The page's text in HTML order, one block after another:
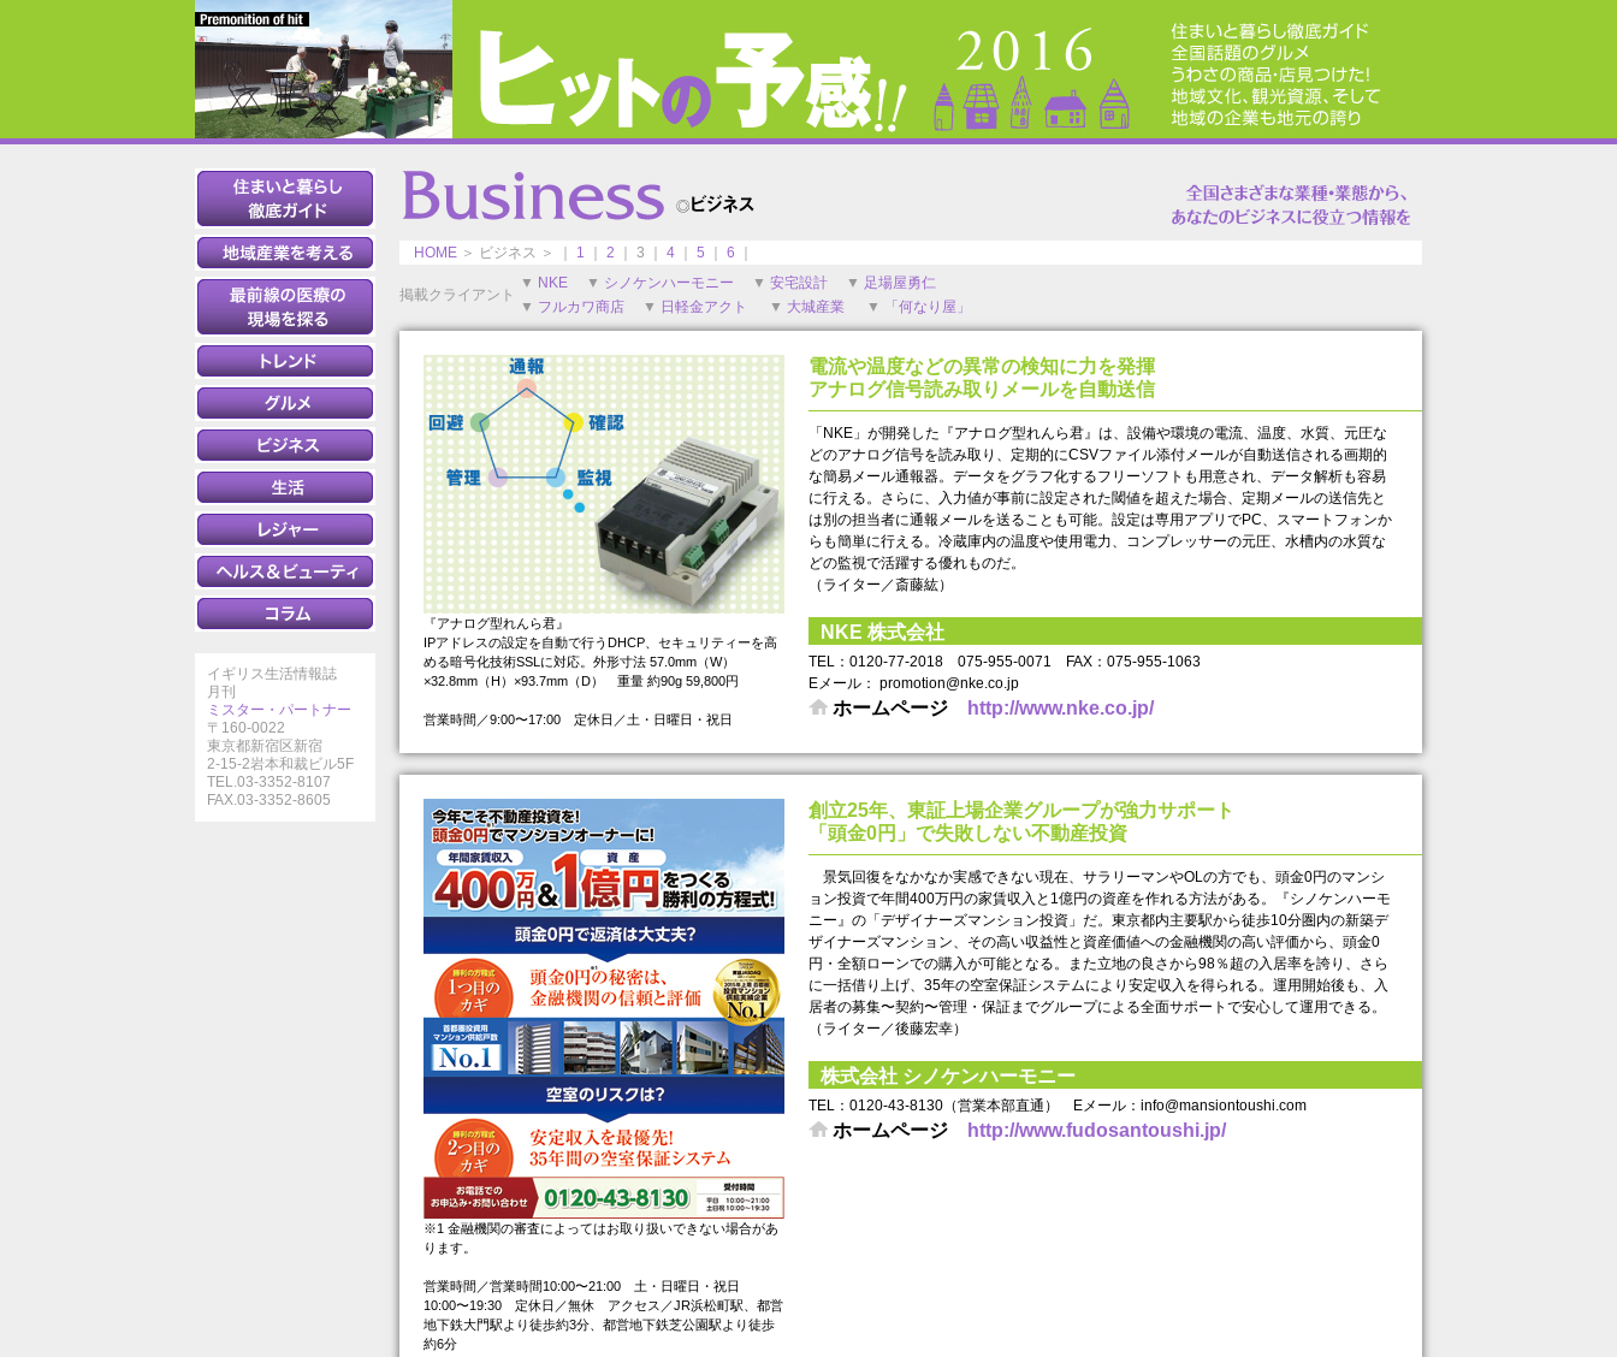
イギリス生活情報誌
月刊
ミスター・パートナー
〒160-0022
東京都新宿区新宿
2-15-2岩本和裁ビル5F
TEL.03-3352-8107
FAX.03-3352-8605
HOME ＞ ビジネス ＞ ｜ 1 2 ｜ 3 ｜ 4 5 6
掲載クライアント
▼ NKE ▼ シノケンハーモニー ▼ 安宅設計 ▼ 足場屋勇仁
▼ フルカワ商店 ▼ 日軽金アクト ▼ 大城産業 ▼ 「何なり屋」
『アナログ型れんら君』
IPアドレスの設定を自動で行うDHCP、セキュリティーを高
める暗号化技術SSLに対応。外形寸法 57.0mm（W）
×32.8mm（H）×93.7mm（D） 重量 約90g 59,800円
営業時間／9:00〜17:00 定休日／土・日曜日・祝日
電流や温度などの異常の検知に力を発揮
アナログ信号読み取りメールを自動送信
「NKE」が開発した『アナログ型れんら君』は、設備や環境の電流、温度、水質、元圧な
どのアナログ信号を読み取り、定期的にCSVファイル添付メールが自動送信される画期的
な簡易メール通報器。データをグラフ化するフリーソフトも用意され、データ解析も容易
に行える。さらに、入力値が事前に設定された閾値を超えた場合、定期メールの送信先と
は別の担当者に通報メールを送ることも可能。設定は専用アプリでPC、スマートフォンか
らも簡単に行える。冷蔵庫内の温度や使用電力、コンプレッサーの元圧、水槽内の水質な
どの監視で活躍する優れものだ。
（ライター／斎藤紘）
NKE 株式会社
TEL： 0120-77-2018 075-955-0071 FAX： 075-955-1063
Eメール： promotion@nke.co.jp
ホームページ http://www.nke.co.jp/
※1 金融機関の審査によってはお取り扱いできない場合があ
ります。
営業時間／営業時間10:00〜21:00 土・日曜日・祝日
10:00〜19:30 定休日／無休 アクセス／JR浜松町駅、都営
地下鉄大門駅より徒歩約3分、都営地下鉄芝公園駅より徒歩
約6分
創立25年、東証上場企業グループが強力サポート
「頭金0円」で失敗しない不動産投資
景気回復をなかなか実感できない現在、サラリーマンやOLの方でも、頭金0円のマンシ
ョン投資で年間400万円の家賃収入と1億円の資産を作れる方法がある。『シノケンハーモ
ニー』の「デザイナーズマンション投資」だ。東京都内主要駅から徒歩10分圏内の新築デ
ザイナーズマンション、その高い収益性と資産価値への金融機関の高い評価から、頭金0
円・全額ローンでの購入が可能となる。また立地の良さから98％超の入居率を誇り、さら
に一括借り上げ、35年の空室保証システムにより安定収入を得られる。運用開始後も、入
居者の募集〜契約〜管理・保証までグループによる全面サポートで安心して運用できる。
（ライター／後藤宏幸）
株式会社 シノケンハーモニー
TEL： 0120-43-8130（営業本部直通） Eメール：info@mansiontoushi.com
ホームページ http://www.fudosantoushi.jp/